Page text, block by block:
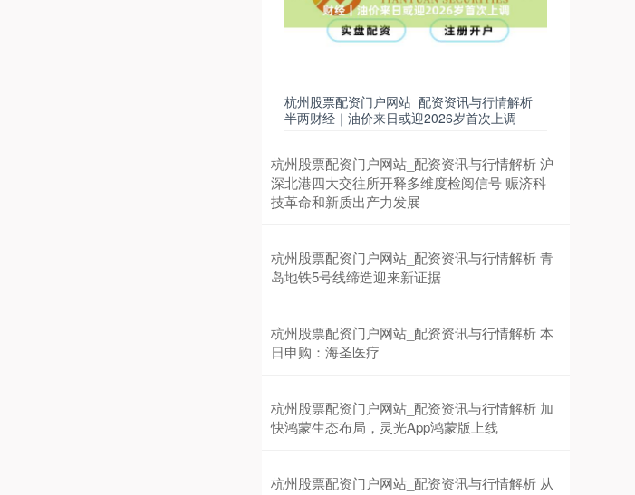
杭州股票配资门户网站_配资资讯与行情解析
半两财经｜油价来日或迎2026岁首次上调
杭州股票配资门户网站_配资资讯与行情解析 沪
深北港四大交往所开释多维度检阅信号 赈济科
技革命和新质出产力发展
杭州股票配资门户网站_配资资讯与行情解析 青
岛地铁5号线缔造迎来新证据
杭州股票配资门户网站_配资资讯与行情解析 本
日申购：海圣医疗
杭州股票配资门户网站_配资资讯与行情解析 加
快鸿蒙生态布局，灵光App鸿蒙版上线
杭州股票配资门户网站_配资资讯与行情解析 从